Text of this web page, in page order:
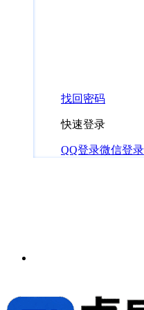
找回密码
快速登录
QQ登录微信登录